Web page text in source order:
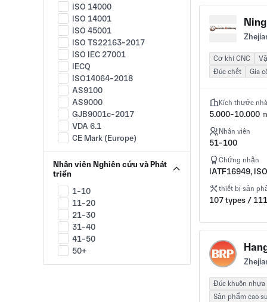
cháy
Thực phẩm & Đồ uống
Mài mòn và mài bánh xe
Lò nướng và lò nung công
nghiệp
Tự động hóa
Công nghiệp CNC
Vòng bi & truyền động
Dụng cụ đo lường và điều
khiển
Công nghiệp nồi hơi
Động cơ đốt trong
Công nghiệp khí nén
Công cụ cắt
Dụng cụ điện
Bình áp lực
HVAC
Bơm, Van & Phụ Kiện
thủy lực
Người máy
Service Robots
ISO 14000
ISO 14001
ISO 45001
ISO TS22163-2017
ISO IEC 27001
IECQ
ISO14064-2018
AS9100
AS9000
GJB9001c-2017
VDA 6.1
CE Mark (Europe)
FDA - U.S. Food and Drug
Administration
QS9000
QUALIFAS
CCC
ANSI/ESD S20.20
AS 9003
AS 9102
ASME
ASME Nuclear
Nhân viên Nghiên cứu và Phát
triển
1-10
11-20
21-30
31-40
41-50
50+
Cơ khí CNC
Đúc chết
Gia
Kích thước
5.000-10.000
Nhân viên
51-100
Chứng nhận
IATF16949,
thiết bị sản
107 types /
Đúc khuôn nhựa
Sản phẩm cao su